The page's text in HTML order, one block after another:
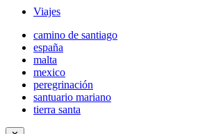
Viajes
camino de santiago
españa
malta
mexico
peregrinación
santuario mariano
tierra santa